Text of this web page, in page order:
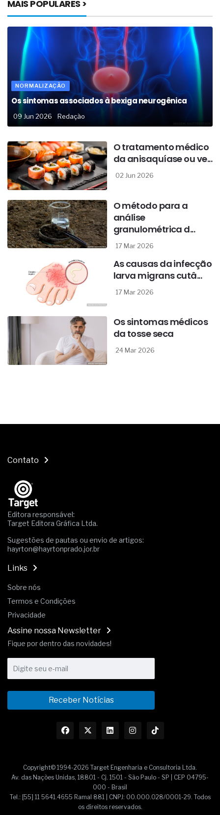
MAIS POPULARES >
NORMALIZAÇÃO
Os sintomas associados à bexiga neurogênica
09 Jun 2026 Redação
O tratamento médico
da anisaquíase ou ve...
02 Jun 2026
O método para a
análise
granulométrica d...
17 Mar 2026
As causas da infecção
larva migrans cutâ...
17 Mar 2026
Os sintomas médicos
da tosse seca
24 Mar 2026
Contato
Editora responsável:
Target Editora Gráfica Ltda.
Sugestões de pautas ou envio de artigos:
hayrton@hayrtonprado.jor.br
Links
Sobre nós
Termos e Condições
Privacidade
Assine nossa Newsletter
Fique por dentro das novidades!
Receber Notícias
Copyright© 1994-2026 Target Engenharia e Consultoria Ltda.
Av. das Nações Unidas, 18801 - Cj. 1501 - São Paulo - SP | CEP 04795-
000 - Brasil
Tel.: [55] 11 5641.4655 Ramal 881 | CNPJ: 00.000.028/0001-29. Todos
os direitos reservados.